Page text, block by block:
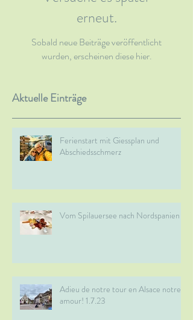
Aktuelle Einträge
Ferienstart mit Giessplan und
Abschiedsschmerz
Vom Spilauersee nach Nordspanien
Adieu de notre tour en Alsace notre
amour! 1.7.23
erneut.
Sobald neue Beiträge veröffentlicht
wurden, erscheinen diese hier.